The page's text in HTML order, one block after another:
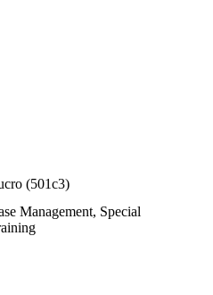
(501c3)
Management, Special